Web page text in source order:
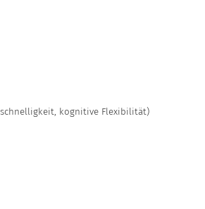
kognitive Flexibilität)